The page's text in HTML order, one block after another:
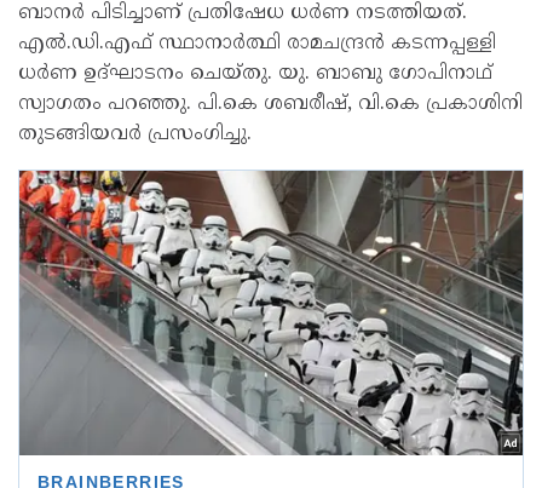
ബാനർ പിടിച്ചാണ് പ്രതിഷേധ ധർണ നടത്തിയത്.
എൽ.ഡി.എഫ് സ്ഥാനാർത്ഥി രാമചന്ദ്രൻ കടന്നപ്പള്ളി
ധർണ ഉദ്ഘാടനം ചെയ്തു. യു. ബാബു ഗോപിനാഥ്
സ്വാഗതം പറഞ്ഞു. പി.കെ ശബരീഷ്, വി.കെ പ്രകാശിനി
തുടങ്ങിയവർ പ്രസംഗിച്ചു.